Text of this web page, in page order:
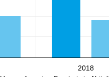
2018